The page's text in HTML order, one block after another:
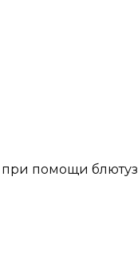
при помощи блютуз